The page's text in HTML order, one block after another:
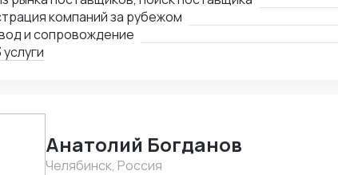
молотков до уровня Форбс на тему
млрд долларов Имею огромную контактную базу: -
- торговые компании, работающие по
другие.
компаний за рубежом
и сопровождение
Анатолий Богданов
Челябинск, Россия